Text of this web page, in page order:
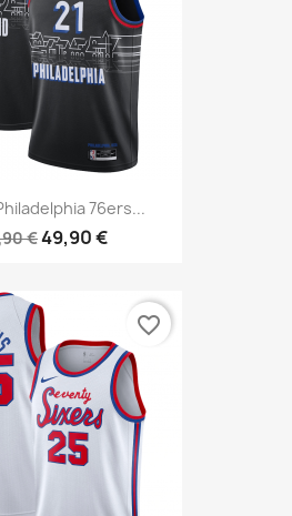
76ers...
€49,90 €
favorite_border